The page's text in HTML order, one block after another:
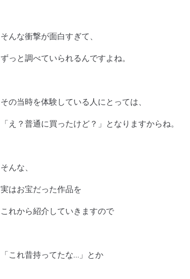
そんな衝撃が面白すぎて、
ずっと調べていられるんですよね。
その当時を体験している人にとっては、
「え？普通に買ったけど？」となりますからね。
そんな、
実はお宝だった作品を
これから紹介していきますので
「これ昔持ってたな…」とか